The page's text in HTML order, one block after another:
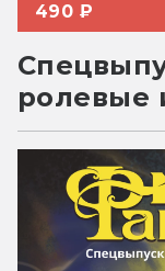
490 ₽
ролевые